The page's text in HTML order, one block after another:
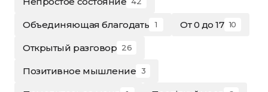
Объединяющая благодать 1 От 0 до 17 10
Открытый разговор 26
Позитивное мышление 3